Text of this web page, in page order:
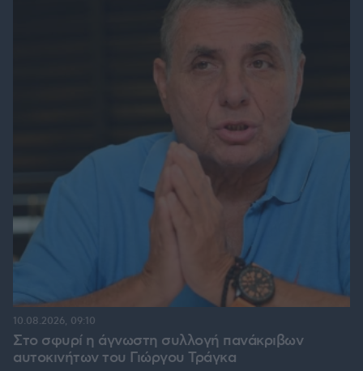
Στο σφυρί η άγνωστη συλλογή πανάκριβων
αυτοκινήτων του Γιώργου Τράγκα
10.08.2026, 09:10